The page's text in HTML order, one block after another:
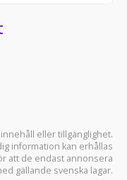
eller tillgänglighet.
information kan erhållas
att de endast annonsera
gällande svenska lagar.